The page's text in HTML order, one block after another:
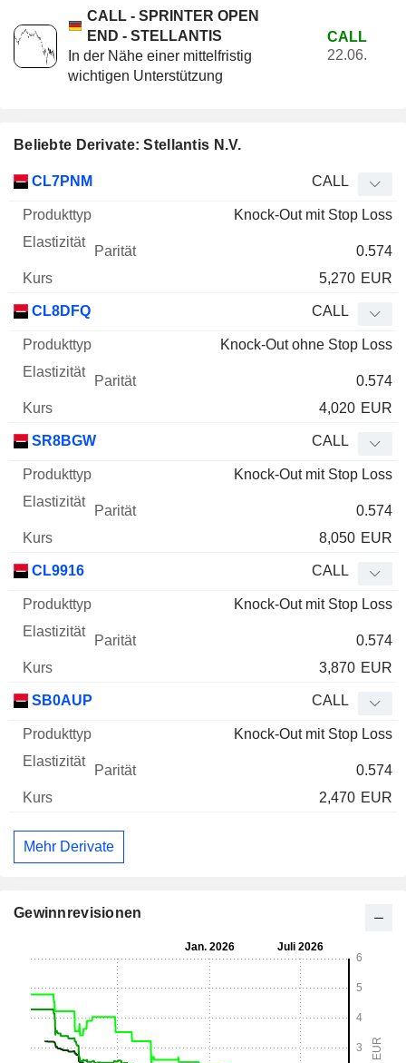
CALL - SPRINTER OPEN
END - STELLANTIS
In der Nähe einer mittelfristig
wichtigen Unterstützung
CALL
22.06.
Beliebte Derivate: Stellantis N.V.
WKN Typ Produkttyp Kurs
CL7PNM CALL
Knock-Out mit Stop Loss
0.574
5,270 EUR
CL8DFQ CALL
Knock-Out ohne Stop Loss
0.574
4,020 EUR
SR8BGW CALL
Knock-Out mit Stop Loss
0.574
8,050 EUR
CL9916 CALL
Knock-Out mit Stop Loss
0.574
3,870 EUR
SB0AUP CALL
Knock-Out mit Stop Loss
0.574
2,470 EUR
Mehr Derivate
Gewinnrevisionen